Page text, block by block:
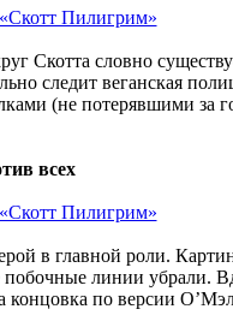
словно
следит веганская
(не потерявшими за
всех
в главной роли.
линии убрали.
по версии